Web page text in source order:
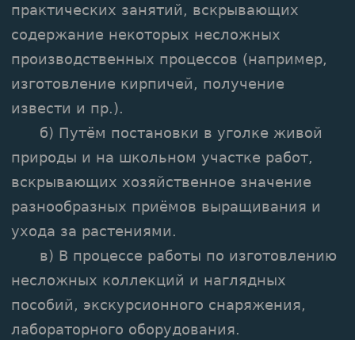
практических занятий, вскрывающих
содержание некоторых несложных
производственных процессов (например,
изготовление кирпичей, получение
извести и пр.).
б) Путём постановки в уголке живой
природы и на школьном участке работ,
вскрывающих хозяйственное значение
разнообразных приёмов выращивания и
ухода за растениями.
в) В процессе работы по изготовлению
несложных коллекций и наглядных
пособий, экскурсионного снаряжения,
лабораторного оборудования.